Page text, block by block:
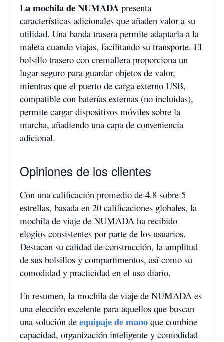
La mochila de NUMADA presenta
características adicionales que añaden valor a su
utilidad. Una banda trasera permite adaptarla a la
maleta cuando viajas, facilitando su transporte. El
bolsillo trasero con cremallera proporciona un
lugar seguro para guardar objetos de valor,
mientras que el puerto de carga externo USB,
compatible con baterías externas (no incluidas),
permite cargar dispositivos móviles sobre la
marcha, añadiendo una capa de conveniencia
adicional.
Opiniones de los clientes
Con una calificación promedio de 4.8 sobre 5
estrellas, basada en 20 calificaciones globales, la
mochila de viaje de NUMADA ha recibido
elogios consistentes por parte de los usuarios.
Destacan su calidad de construcción, la amplitud
de sus bolsillos y compartimentos, así como su
comodidad y practicidad en el uso diario.
En resumen, la mochila de viaje de NUMADA es
una elección excelente para aquellos que buscan
una solución de equipaje de mano que combine
capacidad, organización inteligente y comodidad